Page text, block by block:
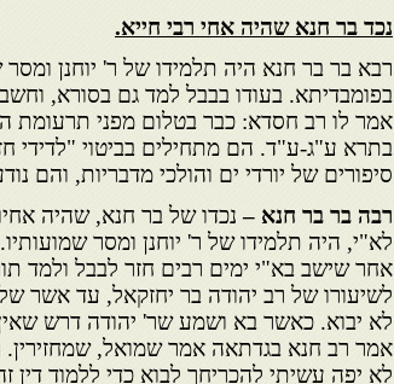
נכד בר חנא שהיה אחי רבי חייא.
רבא בר בר חנא היה תלמידו של ר' יוחנן
בפומבדיתא. בעודו בבבל למד גם בסורא,
אמר לו רב חסדא: כבר בטלום מפני תרעומת
בתרא ע"ג-ע"ד. הם מתחילים בביטוי "לדידי
סיפורים של יורדי ים והולכי מדבריות, והם
רבה בר בר חנא – נכדו של בר חנא, שהיה
לא"י, היה תלמידו של ר' יוחנן ומסר שמועותיו.
אחר שישב בא"י ימים רבים חזר לבבל ולמד
לשיעורו של רב יהודה בר יחזקאל, עד אשר
לא יבוא. כאשר בא ושמע שר' יהודה דרש
אמר רב חנא בגדתאה אמר שמואל,
לא יפה עשיתי להכריחך לבוא כדי ללמוד